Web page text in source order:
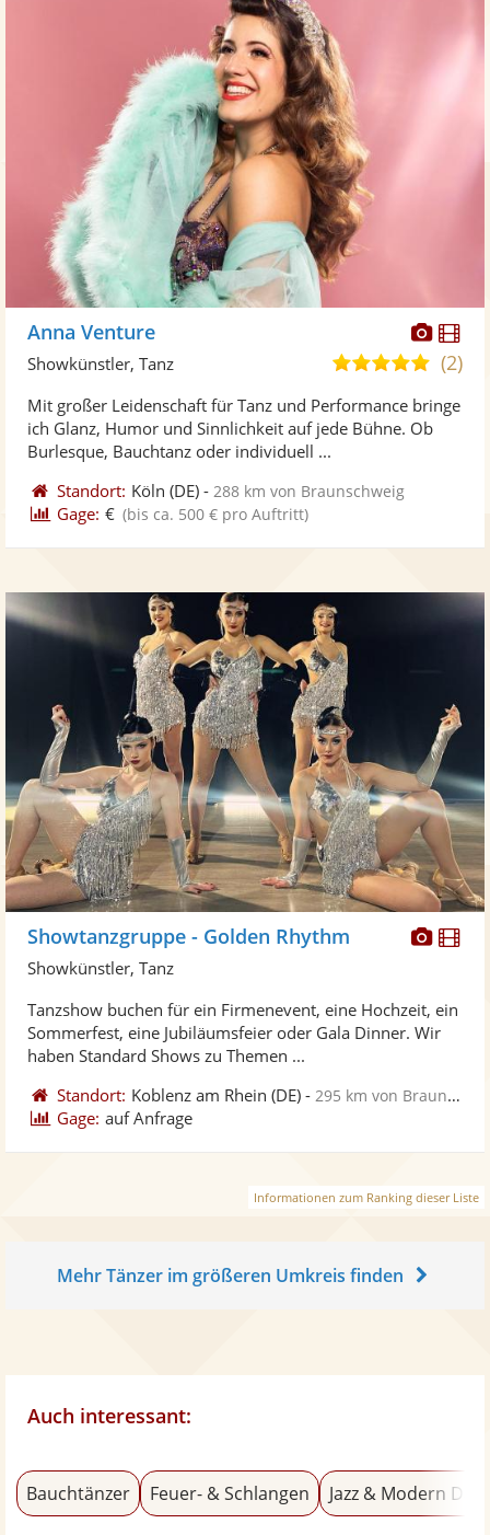
Fotos
Anna Venture
5,0
5
(2)
Showkünstler, Tanz
Mit großer Leidenschaft für Tanz und Performance bringe
ich Glanz, Humor und Sinnlichkeit auf jede Bühne. Ob
Burlesque, Bauchtanz oder individuell ...
Standort: Köln (DE) - 288 km von Braunschweig
Gage: € (bis ca. 500 € pro Auftritt)
Fotos
Showtanzgruppe - Golden Rhythm
Showkünstler, Tanz
Tanzshow buchen für ein Firmenevent, eine Hochzeit, ein
Sommerfest, eine Jubiläumsfeier oder Gala Dinner. Wir
haben Standard Shows zu Themen ...
Standort: Koblenz am Rhein (DE) - 295 km von Braunschweig
Gage: auf Anfrage
Informationen zum Ranking dieser Liste
Mehr Tänzer im größeren Umkreis finden
Auch interessant:
Bauchtänzer Feuer- & Schlangen Jazz & Modern